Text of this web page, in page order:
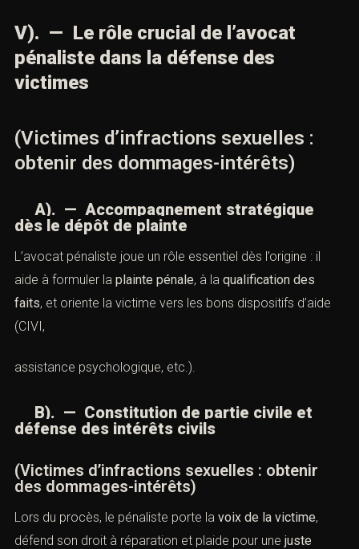
V). — Le rôle crucial de l’avocat
pénaliste dans la défense des
victimes
(Victimes d’infractions sexuelles :
obtenir des dommages-intérêts)
A). — Accompagnement stratégique
dès le dépôt de plainte
L’avocat pénaliste joue un rôle essentiel dès l’origine : il
aide à formuler la plainte pénale, à la qualification des
faits, et oriente la victime vers les bons dispositifs d’aide
(CIVI,
assistance psychologique, etc.).
B). — Constitution de partie civile et
défense des intérêts civils
(Victimes d’infractions sexuelles : obtenir
des dommages-intérêts)
Lors du procès, le pénaliste porte la voix de la victime,
défend son droit à réparation et plaide pour une juste